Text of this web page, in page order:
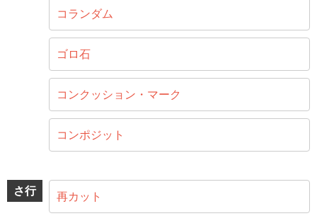
コランダム
ゴロ石
コンクッション・マーク
コンポジット
さ行 再カット